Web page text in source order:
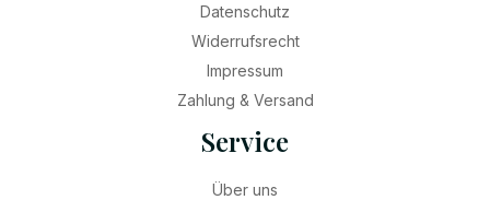
Datenschutz
Widerrufsrecht
Impressum
Zahlung & Versand
Service
Über uns